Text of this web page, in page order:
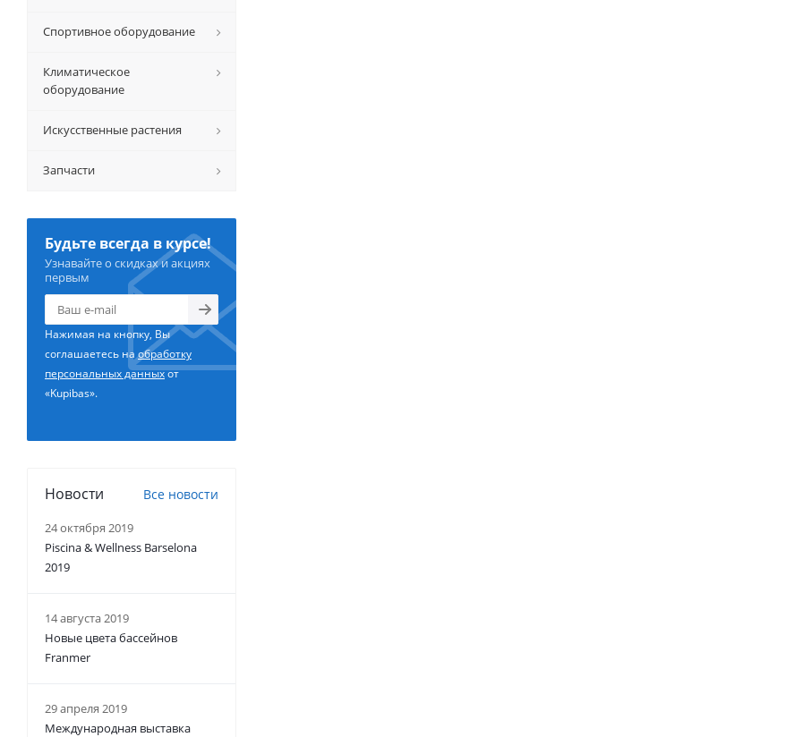
Спортивное оборудование
Климатическое
оборудование
Искусственные растения
Запчасти
Будьте всегда в курсе!
Узнавайте о скидках и акциях
первым
Нажимая на кнопку, Вы
соглашаетесь наобработку
персональных данныхот
«Kupibas».
Новости Все новости
24 октября 2019
Piscina & Wellness Barselona
2019
14 августа 2019
Новые цвета бассейнов
Franmer
29 апреля 2019
Международная выставка